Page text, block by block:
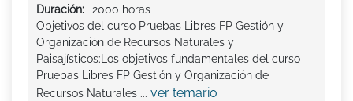
Duración:
2000 horas
Objetivos del curso Pruebas Libres FP Gestión y
Organización de Recursos Naturales y
Paisajísticos:Los objetivos fundamentales del curso
Pruebas Libres FP Gestión y Organización de
Recursos Naturales ... ver temario